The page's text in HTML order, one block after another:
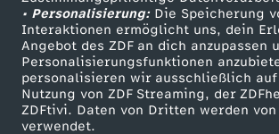
• Personalisierung:Die Speicherung
Interaktionen ermöglicht uns, dein
Angebot des ZDF an dich anzupassen
Personalisierungsfunktionen
personalisieren wir ausschließlich
Nutzung von ZDF Streaming, der
ZDFtivi. Daten von Dritten werden
verwendet.
e
r
N
Sendungen A-Z
TV-Programm
Hilfe